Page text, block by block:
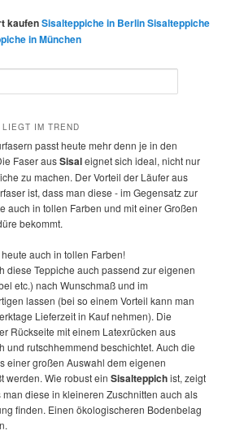
kaufenSisalteppiche in BerlinSisalteppiche
in München
IM TREND
passt heute mehr denn je in den
Faser ausSisaleignet sich ideal, nicht nur
zu machen. Der Vorteil der Läufer aus
ist, dass man diese - im Gegensatz zur
auch in tollen Farben und mit einer Großen
bekommt.
auch in tollen Farben!
diese Teppiche auch passend zur eigenen
etc.) nach Wunschmaß und im
lassen (bei so einem Vorteil kann man
Lieferzeit in Kauf nehmen). Die
Rückseite mit einem Latexrücken aus
und rutschhemmend beschichtet. Auch die
einer großen Auswahl dem eigenen
werden. Wie robust einSisalteppichist, zeigt
diese in kleineren Zuschnitten auch als
finden. Einen ökologischeren Bodenbelag